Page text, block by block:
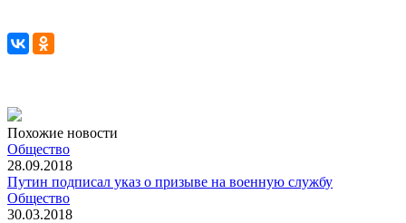
Похожие новости
Общество
28.09.2018
Путин подписал указ о призыве на военную службу
Общество
30.03.2018